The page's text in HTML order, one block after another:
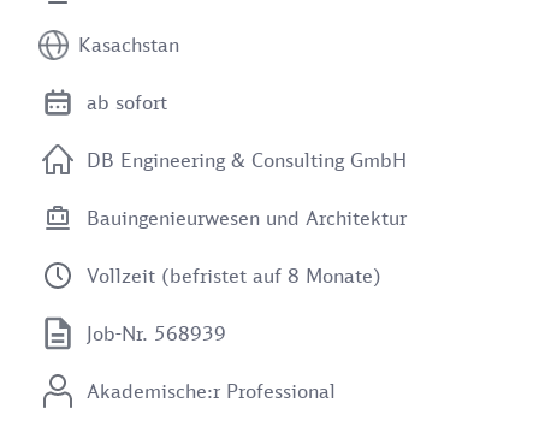
Kasachstan
ab sofort
DB Engineering & Consulting GmbH
Bauingenieurwesen und Architektur
Vollzeit (befristet auf 8 Monate)
Job-Nr. 568939
Akademische:r Professional